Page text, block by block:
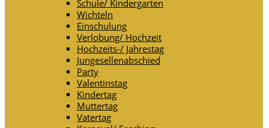
Schule/ Kindergarten
Wichteln
Einschulung
Verlobung/ Hochzeit
Hochzeits-/ Jahrestag
Jungesellenabschied
Party
Valentinstag
Kindertag
Muttertag
Vatertag